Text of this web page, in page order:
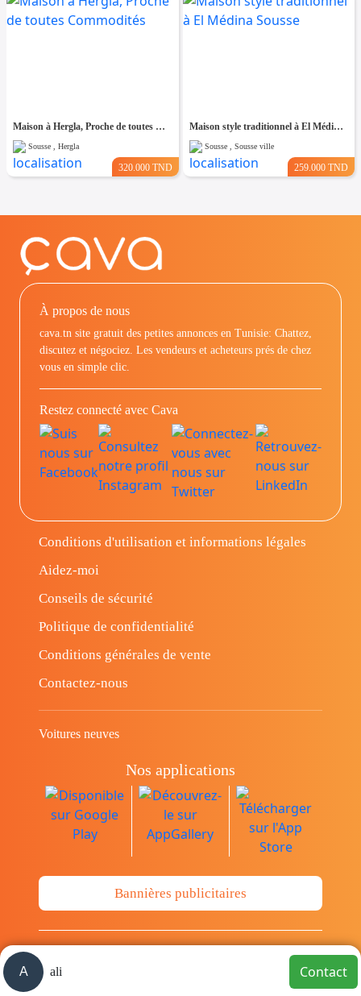
Maison à Hergla, Proche de toutes Commodités
Sousse , Hergla
320.000 TND
Maison style traditionnel à El Médina Sousse
Sousse , Sousse ville
259.000 TND
A ali Contact
À propos de nous
cava.tn site gratuit des petites annonces en Tunisie: Chattez,
discutez et négociez. Les vendeurs et acheteurs prés de chez
vous en simple clic.
Restez connecté avec Cava
Conditions d'utilisation et informations légales
Aidez-moi
Conseils de sécurité
Politique de confidentialité
Conditions générales de vente
Contactez-nous
Voitures neuves
Nos applications
Bannières publicitaires
© Copyright 2014-2026 Cava.tn Limited Tous